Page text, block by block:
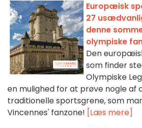
Europæisk
27
denne
olympiske
Den
som finder
Olympiske
en mulighed for at prøve nogle af
traditionelle sportsgrene, som
Vincennes' fanzone! [Læs mere]